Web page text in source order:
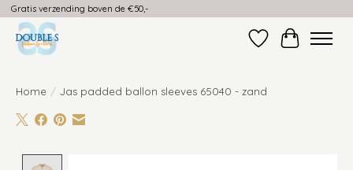
Gratis verzending boven de €50,-
Verlanglijst
Home / Jas padded ballon sleeves 65040 - zand